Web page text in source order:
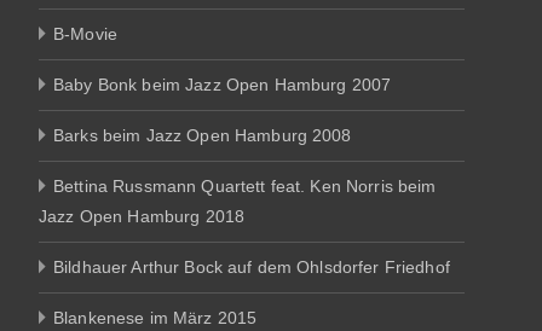
B-Movie
Baby Bonk beim Jazz Open Hamburg 2007
Barks beim Jazz Open Hamburg 2008
Bettina Russmann Quartett feat. Ken Norris beim
Jazz Open Hamburg 2018
Bildhauer Arthur Bock auf dem Ohlsdorfer Friedhof
Blankenese im März 2015